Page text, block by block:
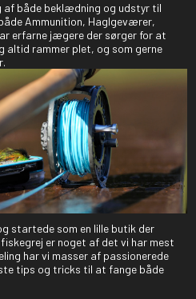
både beklædning og udstyr til
Ammunition, Haglgeværer,
erfarne jægere der sørger for at
rammer plet, og som gerne
startede som en lille butik der
er noget af det vi har mest
har vi masser af passionerede
tips og tricks til at fange både